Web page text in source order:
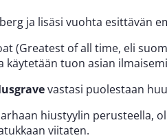
ja lisäsi vuohta esittävän
(Greatest of all time, eli
käytetään tuon asian
vastasi puolestaan
hiustyylin perusteella,
viitaten.